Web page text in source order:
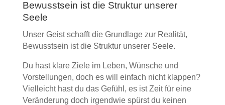
Bewusstsein ist die Struktur unserer
Seele
Unser Geist schafft die Grundlage zur Realität,
Bewusstsein ist die Struktur unserer Seele.
Du hast klare Ziele im Leben, Wünsche und
Vorstellungen, doch es will einfach nicht klappen?
Vielleicht hast du das Gefühl, es ist Zeit für eine
Veränderung doch irgendwie spürst du keinen